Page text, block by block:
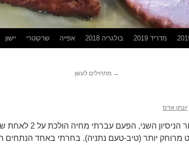
יישון שרקוטרי אפייה בולגריה 2018 מדריד 2019
→ מתחילים לעשן
יונתן אדס
מרוחק יותר (טיב-טעם נתניה). בחרתי באחד הנתחים